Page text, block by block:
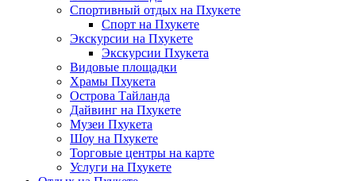
Спортивный отдых на Пхукете
Спорт на Пхукете
Экскурсии на Пхукете
Экскурсии Пхукета
Видовые площадки
Храмы Пхукета
Острова Тайланда
Дайвинг на Пхукете
Музеи Пхукета
Шоу на Пхукете
Торговые центры на карте
Услуги на Пхукете